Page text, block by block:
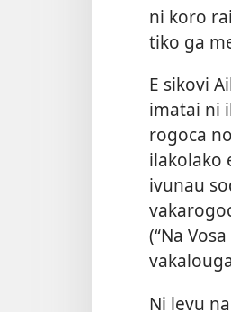
ni koro
tiko ga
E sikovi
imatai ni
rogoca
ilakolako
ivunau
(“Na
Ni levu